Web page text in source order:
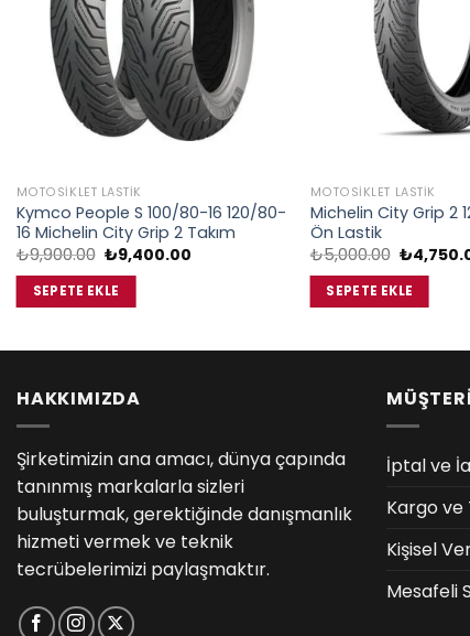
MOTOSIKLET LASTIK
Kymco People S 100/80-16 120/80-
16 Michelin City Grip 2 Takım
₺9,900.00 Orijinal
fiyat:
₺9,900.00.
₺9,400.00
SEPETE EKLE
MOTOSIKLET LASTIK
Michelin City Grip 2
Ön Lastik
₺5,000.00 Orijinal
fiyat:
₺5,000.00.
₺
SEPETE EKLE
HAKKIMIZDA
Şirketimizin ana amacı, dünya çapında
tanınmış markalarla sizleri
buluşturmak, gerektiğinde danışmanlık
hizmeti vermek ve teknik
tecrübelerimizi paylaşmaktır.
İptal ve
Kargo ve
Kişisel
Mesafeli